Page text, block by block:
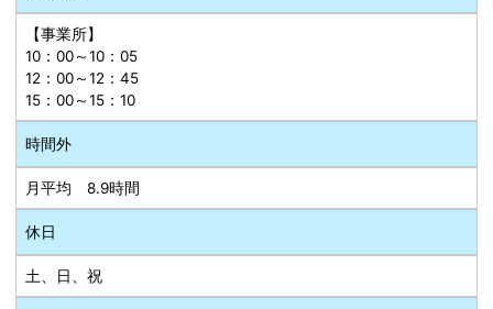
【事業所】
10：00～10：05
12：00～12：45
15：00～15：10
時間外
月平均 8.9時間
休日
土、日、祝